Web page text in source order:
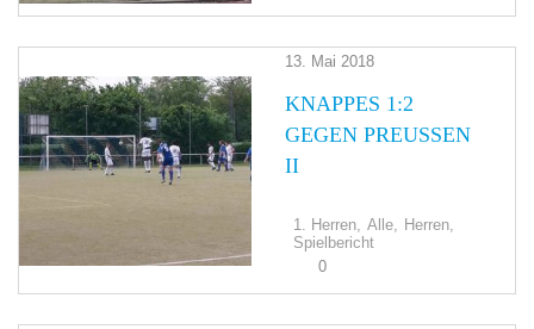
13. Mai 2018
KNAPPES 1:2
GEGEN PREUSSEN I
I
1. Herren, Alle, Herren,
Spielbericht
0